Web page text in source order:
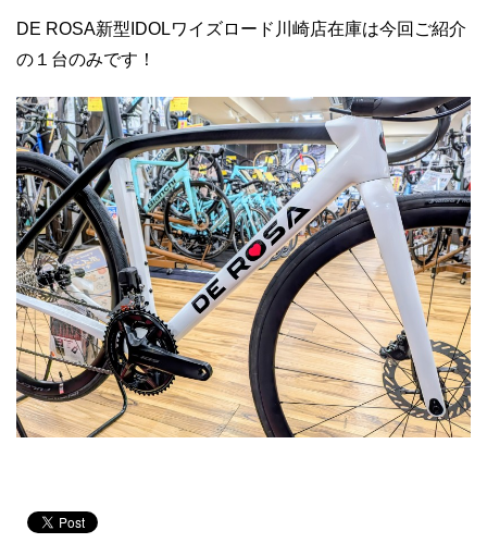
DE ROSA新型IDOLワイズロード川崎店在庫は今回ご紹介
の１台のみです！